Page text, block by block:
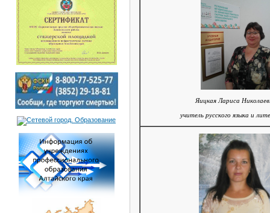
Яицкая Лариса
учитель русского языка и